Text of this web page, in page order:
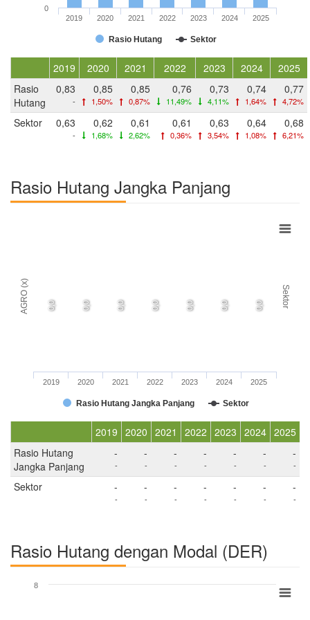
Rasio Hutang Sektor
2019 2020 2021 2022 2023 2024 2025
0
2019 2020 2021 2022 2023 2024
2025
Rasio
Hutang
0,83
-
0,85
1,50%
0,85
0,87%
0,76
11,49%
0,73
4,11%
0,74
1,64%
0,77
4,72%
Sektor 0,63
-
0,62
1,68%
0,61
2,62%
0,61
0,36%
0,63
3,54%
0,64
1,08%
0,68
6,21%
Rasio Hutang Jangka Panjang
AGRO (x) Sektor
0,0 0,0 0,0 0,0 0,0 0,0 0,0
Rasio Hutang Jangka Panjang Sektor
2019 2020 2021 2022 2023 2024 2025
2019 2020 2021 2022 2023 2024 2025
Rasio Hutang
Jangka Panjang
-
-
-
-
-
-
-
-
-
-
-
-
-
-
Sektor -
-
-
-
-
-
-
-
-
-
-
-
-
-
Rasio Hutang dengan Modal (DER)
8